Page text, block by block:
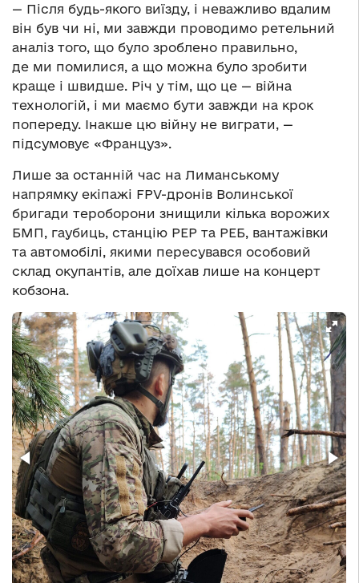
— Після будь-якого виїзду, і неважливо вдалим
він був чи ні, ми завжди проводимо ретельний
аналіз того, що було зроблено правильно,
де ми помилися, а що можна було зробити
краще і швидше. Річ у тім, що це — війна
технологій, і ми маємо бути завжди на крок
попереду. Інакше цю війну не виграти, —
підсумовує «Француз».
Лише за останній час на Лиманському
напрямку екіпажі FPV-дронів Волинської
бригади тероборони знищили кілька ворожих
БМП, гаубиць, станцію РЕР та РЕБ, вантажівки
та автомобілі, якими пересувався особовий
склад окупантів, але доїхав лише на концерт
кобзона.